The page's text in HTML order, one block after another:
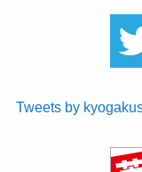
Tweets by